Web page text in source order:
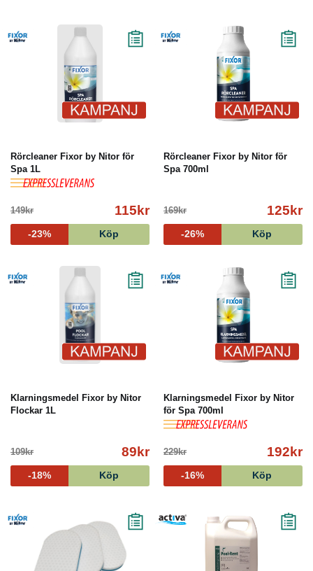
Rörcleaner Fixor by Nitor för
Spa 1L
149kr 115kr
-23% Köp
Rörcleaner Fixor by Nitor för
Spa 700ml
169kr 125kr
-26% Köp
Klarningsmedel Fixor by Nitor
Flockar 1L
109kr 89kr
-18% Köp
Klarningsmedel Fixor by Nitor
för Spa 700ml
229kr 192kr
-16% Köp